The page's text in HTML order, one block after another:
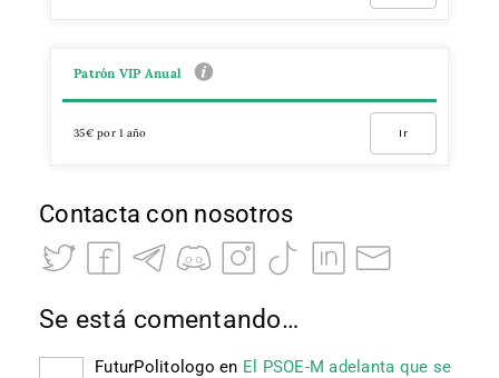
Patrón VIP Anual
35€ por 1 año Ir
Contacta con nosotros
Se está comentando…
FuturPolitologo en El PSOE-M adelanta que se